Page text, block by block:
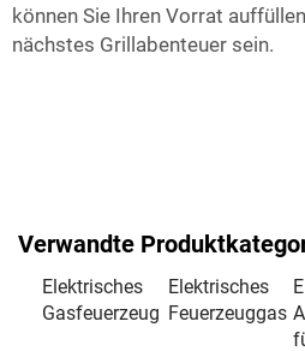
können Sie Ihren Vorrat
nächstes Grillabenteuer sein.
Verwandte
Elektrisches
Gasfeuerzeug
Elektrisches
Feuerzeuggas